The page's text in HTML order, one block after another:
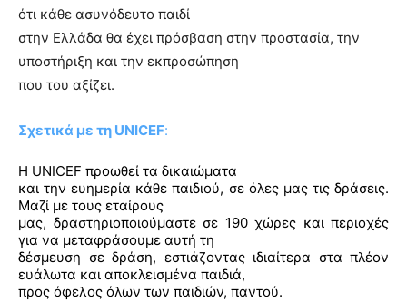
ότι κάθε ασυνόδευτο παιδί
στην Ελλάδα θα έχει πρόσβαση στην προστασία, την
υποστήριξη και την εκπροσώπηση
που του αξίζει.
Σχετικά με τη UNICEF:
Η UNICEF προωθεί τα δικαιώματα
και την ευημερία κάθε παιδιού, σε όλες μας τις δράσεις.
Μαζί με τους εταίρους
μας, δραστηριοποιούμαστε σε 190 χώρες και περιοχές
για να μεταφράσουμε αυτή τη
δέσμευση σε δράση, εστιάζοντας ιδιαίτερα στα πλέον
ευάλωτα και αποκλεισμένα παιδιά,
προς όφελος όλων των παιδιών, παντού.